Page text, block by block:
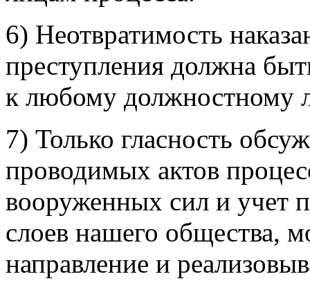
6) Неотвратимость
преступления должна
к любому должностному
7) Только гласность
проводимых актов
вооруженных сил и учет
слоев нашего общества,
направление и